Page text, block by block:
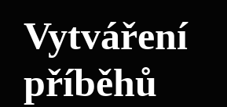
Vytváření
příběhů